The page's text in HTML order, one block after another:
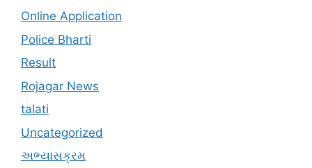
Online Application
Police Bharti
Result
Rojagar News
talati
Uncategorized
અભ્યાસક્રમ